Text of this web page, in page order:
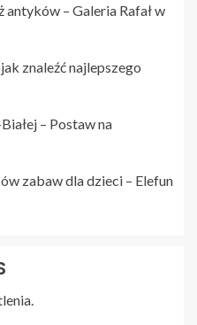
– Galeria Rafał w
znaleźć najlepszego
– Postaw na
zabaw dla dzieci – Elefun